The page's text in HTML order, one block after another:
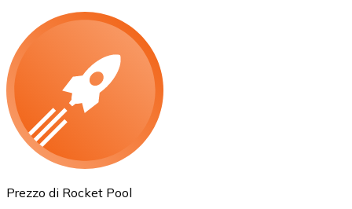
Ethereum
Prezzo di Rocket Pool